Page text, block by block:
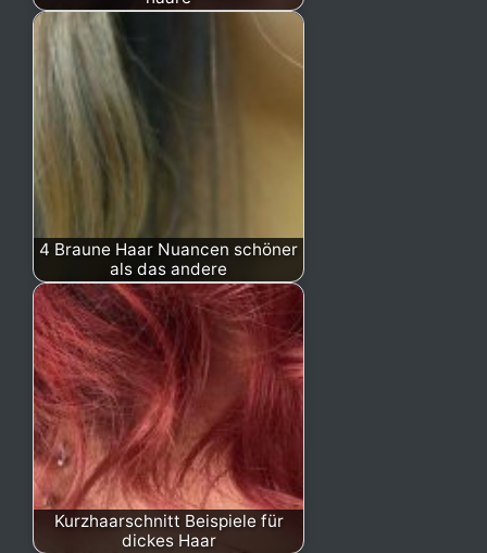
4 Braune Haar Nuancen schöner
als das andere
Kurzhaarschnitt Beispiele für
dickes Haar